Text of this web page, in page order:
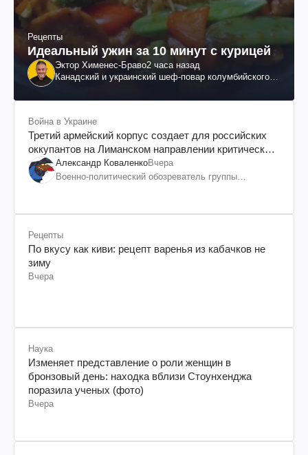
Рецепты
Идеальный ужин за 10 минут с курицей
Эктор Хименес-Браво2 часа назад
Канадский и украинский шеф-повар колумбийского
Война в Украине
Третий армейский корпус создает для российских
оккупантов на Лиманском направлении критический
дискомфорт: как это удалось
Александр КоваленкоВчера
Военно-политический обозреватель группы
Рецепты
По вкусу как киви: рецепт варенья из кабачков не
зиму
Вчера
Наука
Изменяет представление о роли женщин в
бронзовый день: находка вблизи Стоунхенджа
поразила ученых (фото)
Вчера